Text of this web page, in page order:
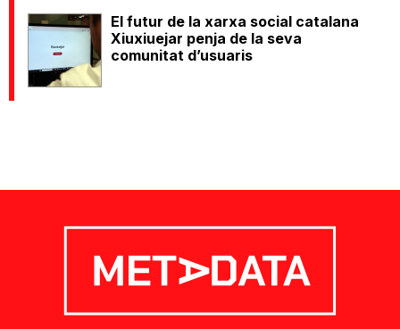
El futur de la xarxa social catalana
Xiuxiuejar penja de la seva
comunitat d’usuaris